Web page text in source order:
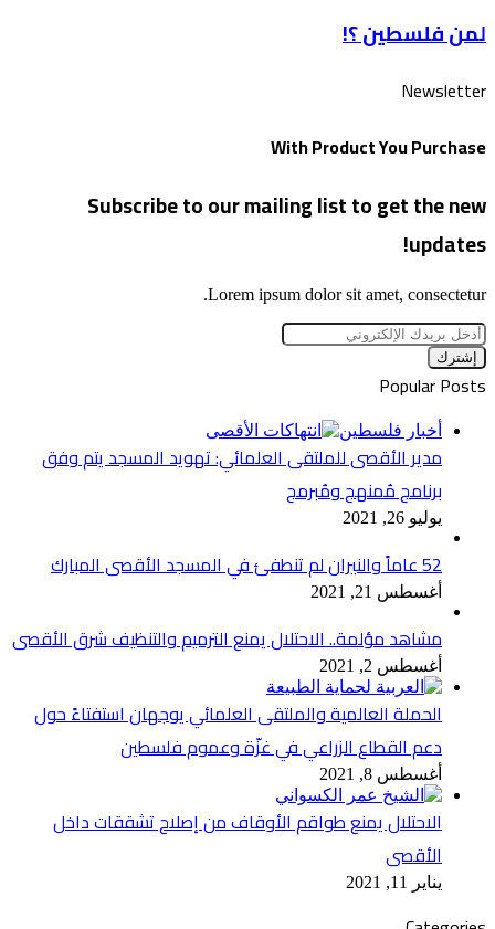
؟!
لمن فلسطين ؟!
Newsletter
With Product You Purchase
Subscribe to our mailing list to get the new
updates!
Lorem ipsum dolor sit amet, consectetur.
أدخل
بريدك
الإلكتروني
Popular Posts
أخبار فلسطين
مدير الأقصى للملتقى العلمائي: تهويد المسجد يتم وفق
برنامج مُمنهج ومُبرمج
يوليو 26, 2021
52 عاماً والنيران لم تنطفئ في المسجد الأقصى المبارك
أغسطس 21, 2021
مشاهد مؤلمة.. الاحتلال يمنع الترميم والتنظيف شرق الأقصى
أغسطس 2, 2021
الحملة العالمية والملتقى العلمائي يوجهان استفتاءً حول
دعم القطاع الزراعي في غزّة وعموم فلسطين
أغسطس 8, 2021
الاحتلال يمنع طواقم الأوقاف من إصلاح تشققات داخل
الأقصى
يناير 11, 2021